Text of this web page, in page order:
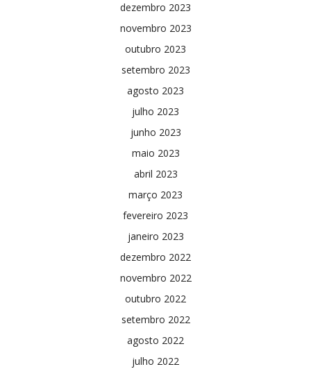
dezembro 2023
novembro 2023
outubro 2023
setembro 2023
agosto 2023
julho 2023
junho 2023
maio 2023
abril 2023
março 2023
fevereiro 2023
janeiro 2023
dezembro 2022
novembro 2022
outubro 2022
setembro 2022
agosto 2022
julho 2022